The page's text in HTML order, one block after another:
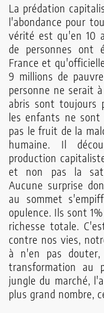
La prédation
l'abondance pour
vérité est qu'en 10
de personnes ont
France et
9 millions de
personne ne serait
abris sont toujours
les enfants ne sont
pas le fruit de la
humaine. Il
production
et non pas la
Aucune surprise
au sommet
opulence. Ils sont
richesse totale.
contre nos vies,
à n'en pas douter,
transformation au
jungle du marché,
plus grand nombre,